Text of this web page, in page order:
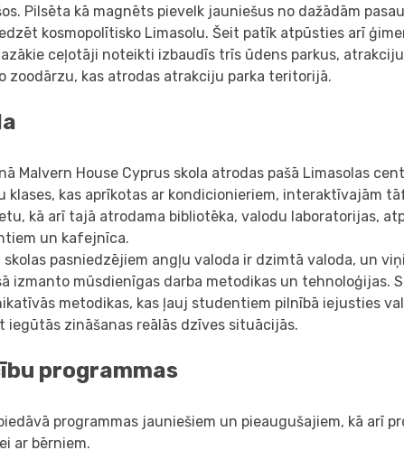
Pilsēta kā magnēts pievelk jauniešus no dažādām
kosmopolītisko Limasolu. Šeit patīk atpūsties arī
ceļotāji noteikti izbaudīs trīs ūdens parkus,
zoodārzu, kas atrodas atrakciju parka teritorijā.
Malvern House Cyprus skola atrodas pašā Limasolas
klases, kas aprīkotas ar kondicionieriem, interaktīvajām
kā arī tajā atrodama bibliotēka, valodu laboratorijas,
un kafejnīca.
skolas pasniedzējiem angļu valoda ir dzimtā valoda, un
izmanto mūsdienīgas darba metodikas un tehnoloģijas.
metodikas, kas ļauj studentiem pilnībā iejusties
iegūtās zināšanas reālās dzīves situācijās.
programmas
programmas jauniešiem un pieaugušajiem, kā arī
ar bērniem.